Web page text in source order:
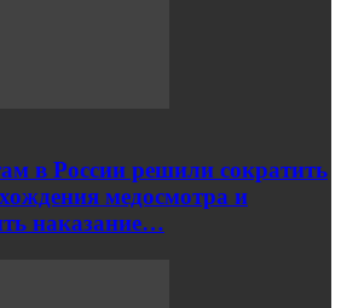
в России решили сократить
медосмотра и
наказание…